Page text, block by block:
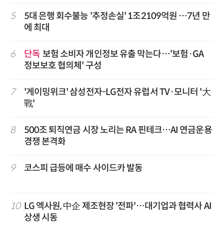
5
5대 은행 회수불능 '추정손실' 1조2109억원 …7년 만
에 최대
6 단독 보험 소비자 개인정보 유출 막는다…'보험·GA
정보보호 협의체' 구성
7
'게이밍위크' 삼성전자-LG전자 유럽서 TV·모니터 '大
戰'
8
500조 퇴직연금 시장 노리는 RA 핀테크…AI 연금운용
경쟁 본격화
9 코스피 급등에 매수 사이드카 발동
10 LG 엑사원, 中企 제조현장 '전파'…대기업과 협력사 AI
상생 시동